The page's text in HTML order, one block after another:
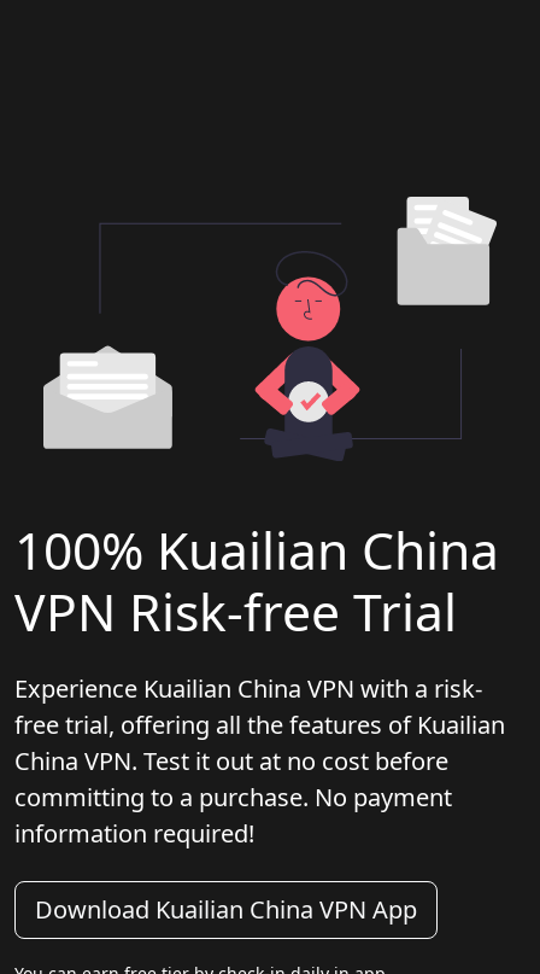
100% Kuailian China
VPN Risk-free Trial
Experience Kuailian China VPN with a risk-
free trial, offering all the features of Kuailian
China VPN. Test it out at no cost before
committing to a purchase. No payment
information required!
Download Kuailian China VPN App